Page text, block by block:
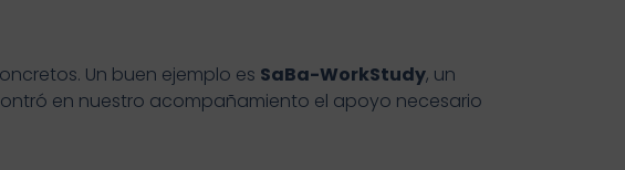
Un buen ejemplo es SaBa-WorkStudy, un
en nuestro acompañamiento el apoyo necesario